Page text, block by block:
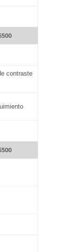
contraste